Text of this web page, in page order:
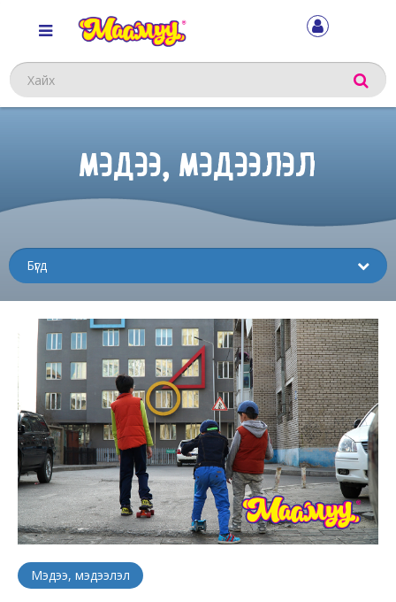
Хайх
МЭДЭЭ, МЭДЭЭЛЭЛ
Мэдээ, мэдээлэл